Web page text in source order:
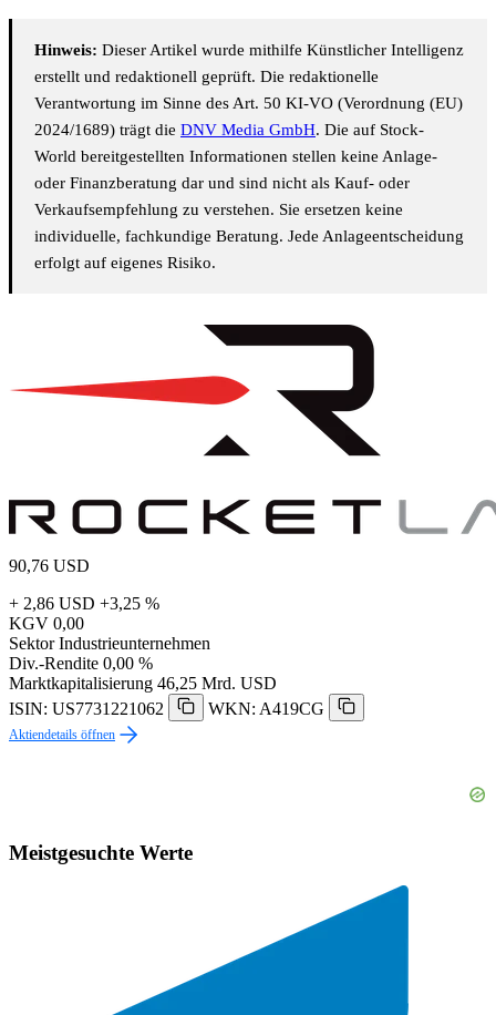
Hinweis: Dieser Artikel wurde mithilfe Künstlicher Intelligenz
erstellt und redaktionell geprüft. Die redaktionelle
Verantwortung im Sinne des Art. 50 KI-VO (Verordnung (EU)
2024/1689) trägt die DNV Media GmbH. Die auf Stock-
World bereitgestellten Informationen stellen keine Anlage-
oder Finanzberatung dar und sind nicht als Kauf- oder
Verkaufsempfehlung zu verstehen. Sie ersetzen keine
individuelle, fachkundige Beratung. Jede Anlageentscheidung
erfolgt auf eigenes Risiko.
90,76 USD
+ 2,86 USD +3,25 %
KGV 0,00
Sektor Industrieunternehmen
Div.-Rendite 0,00 %
Marktkapitalisierung 46,25 Mrd. USD
ISIN: US7731221062
WKN: A419CG
Aktiendetails öffnen
Meistgesuchte Werte